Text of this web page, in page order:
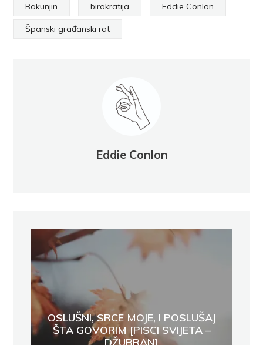
Bakunjin birokratija Eddie Conlon
Španski građanski rat
Eddie Conlon
OSLUŠNI, SRCE MOJE, I POSLUŠAJ
ŠTA GOVORIM [PISCI SVIJETA –
DŽUBRAN]